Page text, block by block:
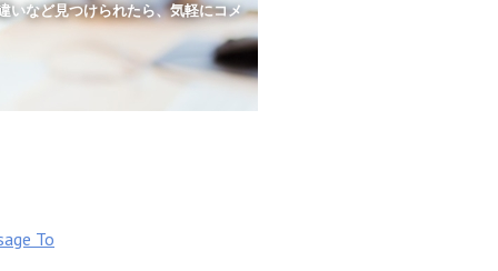
いなど見つけられたら、気軽にコメ
To